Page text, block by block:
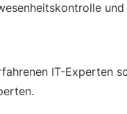
IT-Experten